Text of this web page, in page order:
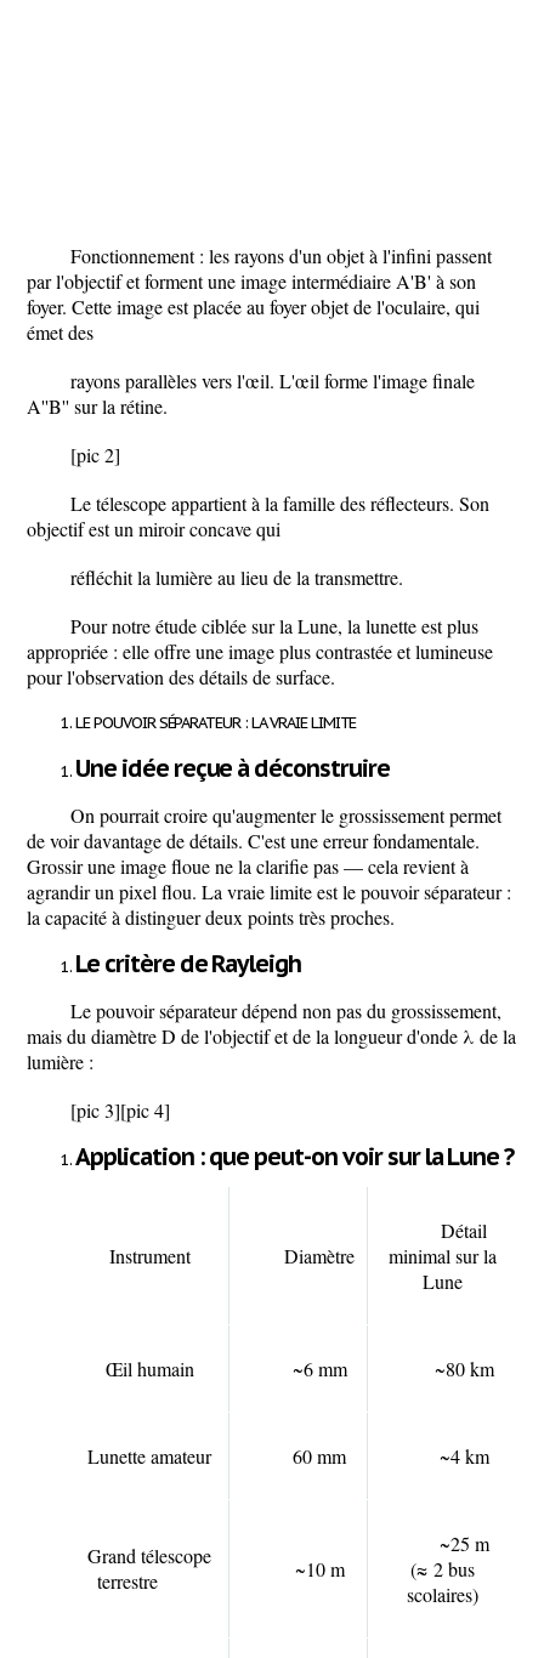
Fonctionnement : les rayons d'un objet à l'infini passent
par l'objectif et forment une image intermédiaire A'B' à son
foyer. Cette image est placée au foyer objet de l'oculaire, qui
émet des
rayons parallèles vers l'œil. L'œil forme l'image finale
A''B'' sur la rétine.
[pic 2]
Le télescopeappartient à la famille desréflecteurs. Son
objectif est un miroir concave qui
réfléchitla lumière au lieu de la transmettre.
Pour notre étude ciblée sur la Lune, la lunette est plus
appropriée : elle offre une image plus contrastée et lumineuse
pour l'observation des détails de surface.
LE POUVOIR SÉPARATEUR : LA VRAIE LIMITE
Une idée reçue à déconstruire
On pourrait croire qu'augmenter le grossissement permet
de voir davantage de détails. C'est une erreur fondamentale.
Grossir une image floue ne la clarifie pas— cela revient à
agrandir un pixel flou. La vraie limite est lepouvoir séparateur:
la capacité à distinguer deux points très proches.
Le critère de Rayleigh
Le pouvoir séparateur dépend non pas du grossissement,
mais du diamètre D de l'objectifet de la longueur d'onde λ de la
lumière :
[pic 3][pic 4]
Application : que peut-on voir sur la Lune ?
Instrument Diamètre
Détail
minimal sur la
Lune
Œil humain ~6 mm ~80 km
Lunette amateur 60 mm ~4 km
Grand télescope
terrestre
~10 m
~25 m
(≈ 2 bus
scolaires)